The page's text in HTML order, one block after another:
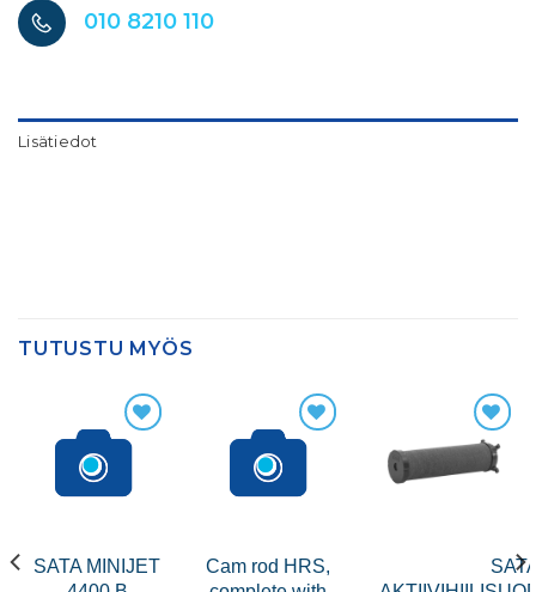
010 8210 110
Lisätiedot
TUTUSTU MYÖS
SATA MINIJET
Cam rod HRS,